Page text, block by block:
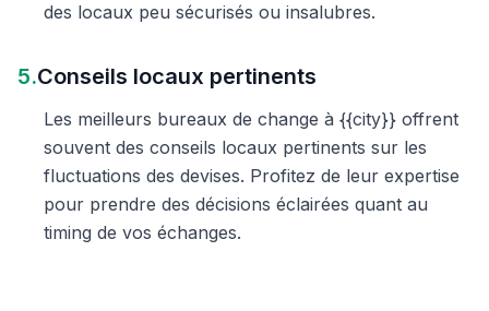
des locaux peu sécurisés ou insalubres.
5.Conseils locaux pertinents
Les meilleurs bureaux de change à {{city}} offrent
souvent des conseils locaux pertinents sur les
fluctuations des devises. Profitez de leur expertise
pour prendre des décisions éclairées quant au
timing de vos échanges.